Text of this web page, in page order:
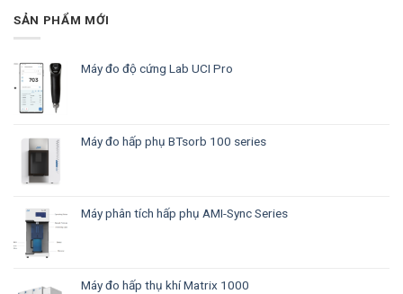
SẢN PHẨM MỚI
Máy đo độ cứng Lab UCI Pro
Máy đo hấp phụ BTsorb 100 series
Máy phân tích hấp phụ AMI-Sync Series
Máy đo hấp thụ khí Matrix 1000